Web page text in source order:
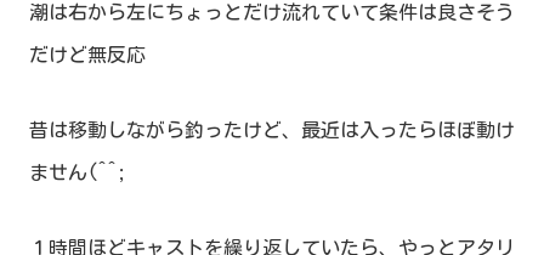
潮は右から左にちょっとだけ流れていて条件は良さそう
だけど無反応
昔は移動しながら釣ったけど、最近は入ったらほぼ動け
ません(^^;
１時間ほどキャストを繰り返していたら、やっとアタリ